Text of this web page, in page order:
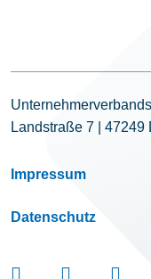
Landstraße 7 | 47249
Impressum
Datenschutz